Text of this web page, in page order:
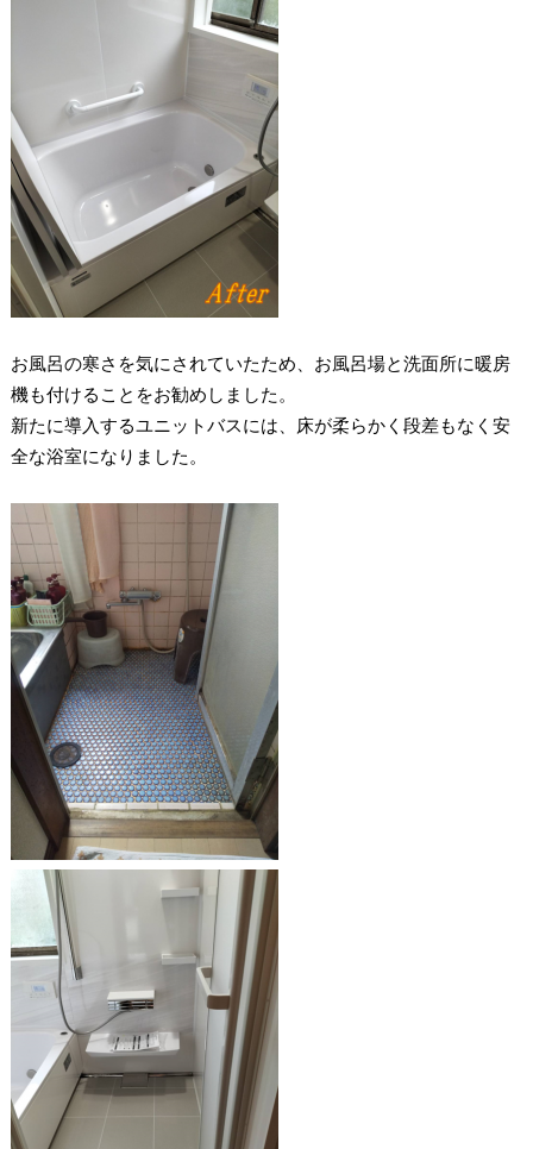
お風呂の寒さを気にされていたため、お風呂場と洗面所に暖房
機も付けることをお勧めしました。
新たに導入するユニットバスには、床が柔らかく段差もなく安
全な浴室になりました。